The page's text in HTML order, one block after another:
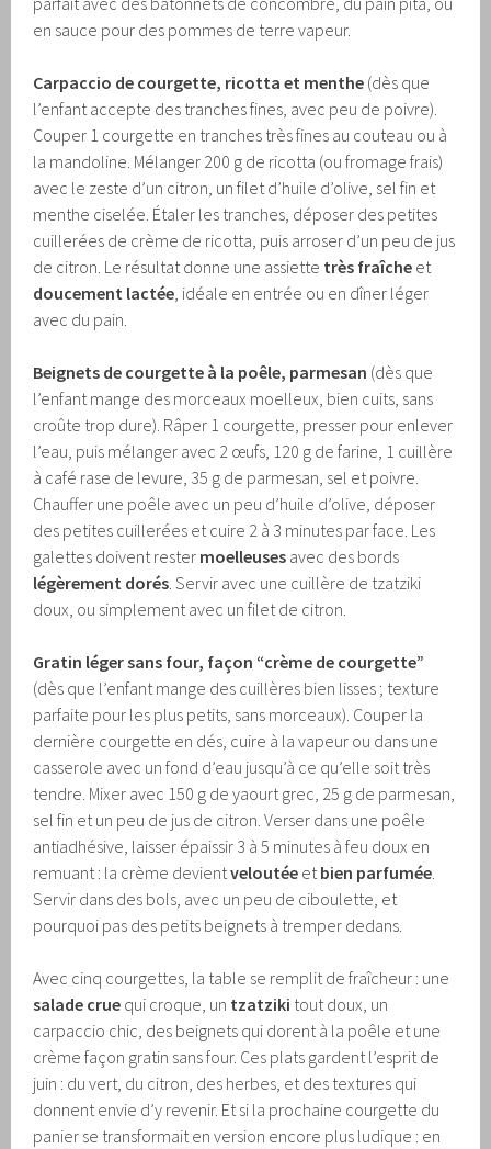
en sauce pour des pommes de terre vapeur.
Carpaccio de courgette, ricotta et menthe (dès que
l’enfant accepte des tranches fines, avec peu de poivre).
Couper 1 courgette en tranches très fines au couteau ou à
la mandoline. Mélanger 200 g de ricotta (ou fromage frais)
avec le zeste d’un citron, un filet d’huile d’olive, sel fin et
menthe ciselée. Étaler les tranches, déposer des petites
cuillerées de crème de ricotta, puis arroser d’un peu de jus
de citron. Le résultat donne une assiette très fraîche et
doucement lactée , idéale en entrée ou en dîner léger
avec du pain.
Beignets de courgette à la poêle, parmesan (dès que
l’enfant mange des morceaux moelleux, bien cuits, sans
croûte trop dure). Râper 1 courgette, presser pour enlever
l’eau, puis mélanger avec 2 œufs, 120 g de farine, 1 cuillère
à café rase de levure, 35 g de parmesan, sel et poivre.
Chauffer une poêle avec un peu d’huile d’olive, déposer
des petites cuillerées et cuire 2 à 3 minutes par face. Les
galettes doivent rester moelleuses avec des bords
légèrement dorés . Servir avec une cuillère de tzatziki
doux, ou simplement avec un filet de citron.
Gratin léger sans four, façon “crème de courgette”
(dès que l’enfant mange des cuillères bien lisses ; texture
parfaite pour les plus petits, sans morceaux). Couper la
dernière courgette en dés, cuire à la vapeur ou dans une
casserole avec un fond d’eau jusqu’à ce qu’elle soit très
tendre. Mixer avec 150 g de yaourt grec, 25 g de parmesan,
sel fin et un peu de jus de citron. Verser dans une poêle
antiadhésive, laisser épaissir 3 à 5 minutes à feu doux en
remuant : la crème devientveloutée et bien parfumée
Servir dans des bols, avec un peu de ciboulette, et
pourquoi pas des petits beignets à tremper dedans.
Avec cinq courgettes, la table se remplit de fraîcheur : une
salade crue qui croque, un tzatziki tout doux, un
carpaccio chic, des beignets qui dorent à la poêle et une
crème façon gratin sans four. Ces plats gardent l’esprit de
juin : du vert, du citron, des herbes, et des textures qui
donnent envie d’y revenir. Et si la prochaine courgette du
panier se transformait en version encore plus ludique : en